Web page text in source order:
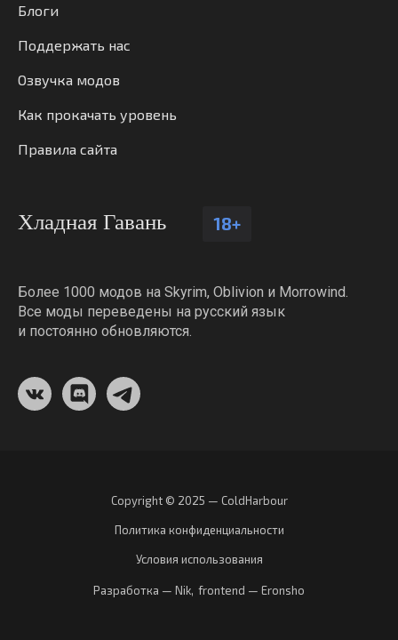
Блоги
Поддержать нас
Озвучка модов
Как прокачать уровень
Правила сайта
Хладная Гавань 18+
Более 1000 модов на Skyrim, Oblivion и Morrowind.
Все моды переведены на русский язык
и постоянно обновляются.
Copyright © 2025 — ColdHarbour
Политика конфиденциальности
Условия использования
Разработка — Nik, frontend — Eronsho